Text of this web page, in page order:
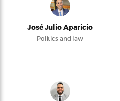
José Julio Aparicio
Politics and law